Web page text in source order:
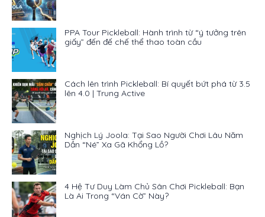
PPA Tour Pickleball: Hành trình từ “ý tưởng trên
giấy” đến đế chế thể thao toàn cầu
Cách lên trình Pickleball: Bí quyết bứt phá từ 3.5
lên 4.0 | Trung Active
Nghịch Lý Joola: Tại Sao Người Chơi Lâu Năm
Dần “Né” Xa Gã Khổng Lồ?
4 Hệ Tư Duy Làm Chủ Sân Chơi Pickleball: Bạn
Là Ai Trong “Ván Cờ” Này?